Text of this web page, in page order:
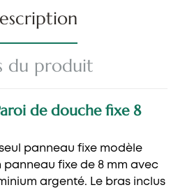
du produit
de douche fixe 8
panneau fixe modèle
panneau fixe de 8 mm avec
argenté. Le bras inclus